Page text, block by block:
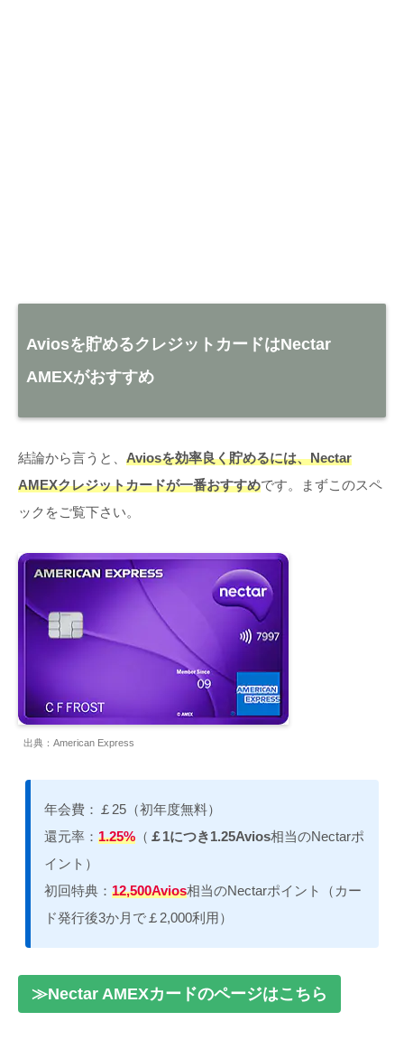
Aviosを貯めるクレジットカードはNectar
AMEXがおすすめ
結論から言うと、 Aviosを効率良く貯めるには、Nectar
AMEXクレジットカードが一番おすすめです。まずこのスペ
ックをご覧下さい。
出典：American Express
年会費：￡25（初年度無料）
還元率：1.25% （ ￡1につき1.25Avios相当のNectarポ
イント）
初回特典：12,500Avios相当のNectarポイント（カー
ド発行後3か月で￡2,000利用）
≫Nectar AMEXカードのページはこちら